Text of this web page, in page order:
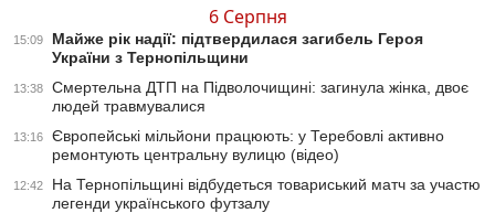
6 Серпня
15:09
Майже рік надії: підтвердилася загибель Героя
України з Тернопільщини
13:38
Смертельна ДТП на Підволочищині: загинула жінка, двоє
людей травмувалися
13:16
Європейські мільйони працюють: у Теребовлі активно
ремонтують центральну вулицю (відео)
12:42
На Тернопільщині відбудеться товариський матч за участю
легенди українського футзалу